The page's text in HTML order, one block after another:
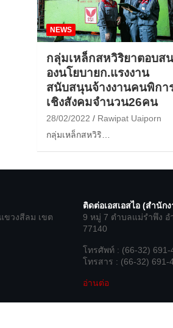
NEWS
กลุ่มเหล็กสหวิริยาตอบสน
องนโยบายก.แรงงาน
สนับสนุนจ้างงานคนพิกา
เชิงสังคมจำนวน26คน
28/02/2022
Rawipat Uaiporn
กลุ่มเหล็กสหวิริ…
ขวงสีลม เขต
ติดต่อเอสเอสไอ (สำนัก
9 หมู่ 7 ตำบลแม่รำพึง
77140
โทรศัพท์ : (66-32) 691-
โทรสาร : (66-32) 691-
อ่านต่อ